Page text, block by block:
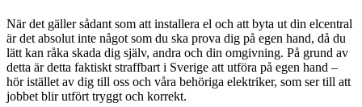
När det gäller sådant som att installera el och att byta ut din elcentral
är det absolut inte något som du ska prova dig på egen hand, då du
lätt kan råka skada dig själv, andra och din omgivning. På grund av
detta är detta faktiskt straffbart i Sverige att utföra på egen hand –
hör istället av dig till oss och våra behöriga elektriker, som ser till att
jobbet blir utfört tryggt och korrekt.